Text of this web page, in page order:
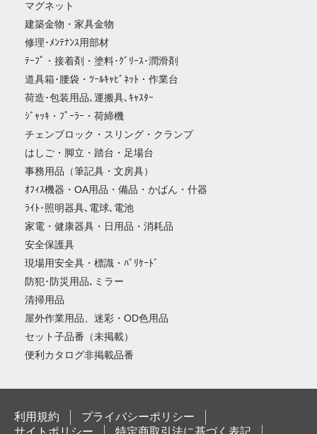
マグネット
建築金物・家具金物
修理･ﾒﾝﾃﾅﾝｽ用部材
ﾃｰﾌﾟ・接着剤・塗料･ｸﾞﾘｰｽ･潤滑剤
道具箱･腰袋・ﾂｰﾙｷｬﾋﾞﾈｯﾄ・作業台
荷造･包装用品､運搬具､ｷｬｽﾀｰ
ｼﾞｬｯｷ・ﾌﾟｰﾗｰ・荷締機
チェンブロック・スリング・クランプ
はしご・脚立・踏台・足場台
事務用品（筆記具・文房具）
ｵﾌｨｽ機器・OA用品・備品・かばん・什器
ﾗｲﾄ･照明器具､電球､電池
家電・健康器具・日用品・消耗品
安全保護具
現場用安全具・標識・ﾊﾞﾘｹｰﾄﾞ
防犯･防災用品､ミラー
清掃用品
屋外作業用品、迷彩・OD色用品
セット子品番（未掲載）
便利カタログ非掲載品番
利用規約
プライバシーポリシー